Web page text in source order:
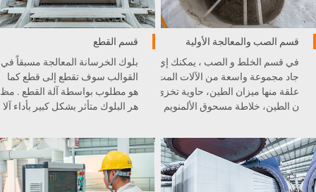
قسم الصب والمعالجة الأولية
في قسم الخلط و الصب ، يمكنك إي
جاد مجموعة واسعة من الآلات المت
علقة منها ميزان الطين، حاوية تخزي
ن الطين، خلاطة مسحوق الألمنويم
ل، و غيرها .
قسم القطع
بلوك الخرسانة المعالجة مسبقاً في
القوالب سوف تقطع إلى قطع كما
هو مطلوب بواسطة آلة القطع . مظ
هر البلوك متأثر بشكل كبير بأداء آلا